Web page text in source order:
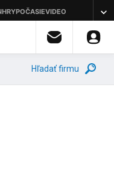
Hľadať firmu